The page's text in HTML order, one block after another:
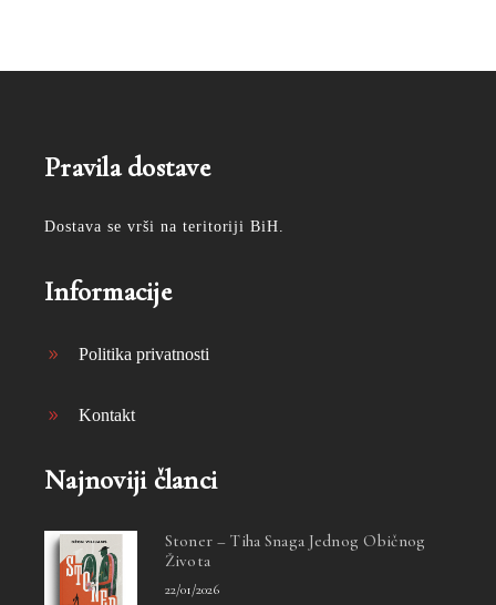
Pravila dostave
Dostava se vrši na teritoriji BiH.
Informacije
Politika privatnosti
Kontakt
Najnoviji članci
Stoner – Tiha Snaga Jednog Običnog
Života
22/01/2026